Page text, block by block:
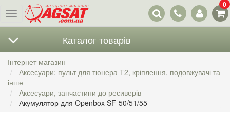
Меню
Наші
контакти
0
Каталог товарів
Інтернет магазин
Аксесуари: пульт для тюнера Т2, кріплення, подовжувачі та
інше
Аксесуари, запчастини до ресиверів
Акумулятор для Openbox SF-50/51/55